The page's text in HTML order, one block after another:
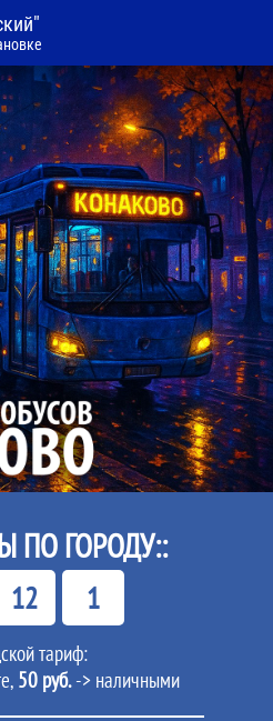
ПО ГОРОДУ::
12 1
тариф:
50 руб.-> наличными